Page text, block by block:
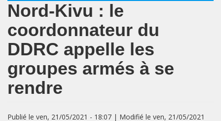
Nord-Kivu : le
coordonnateur du
DDRC appelle les
groupes armés à se
rendre
Publié le ven, 21/05/2021 - 18:07 | Modifié le ven, 21/05/2021